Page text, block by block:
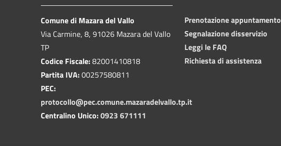
Comune di Mazara del Vallo
Via Carmine, 8, 91026 Mazara del Vallo
TP
Codice Fiscale:82001410818
Partita IVA:00257580811
PEC:
protocollo@pec.comune.mazaradelvallo.tp.it
Centralino Unico:0923 671111
Prenotazione appuntamento
Segnalazione disservizio
Leggi le FAQ
Richiesta di assistenza